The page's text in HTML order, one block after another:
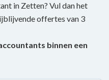
in Zetten? Vul dan het
offertes van 3
binnen een